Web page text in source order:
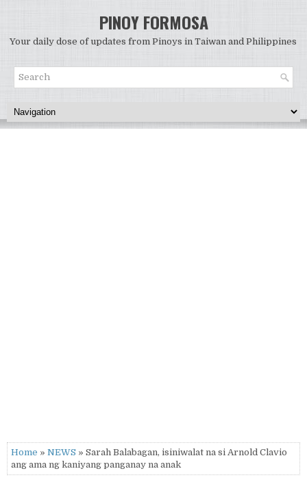
PINOY FORMOSA
Your daily dose of updates from Pinoys in Taiwan and Philippines
Home » NEWS » Sarah Balabagan, isiniwalat na si Arnold Clavio
ang ama ng kaniyang panganay na anak